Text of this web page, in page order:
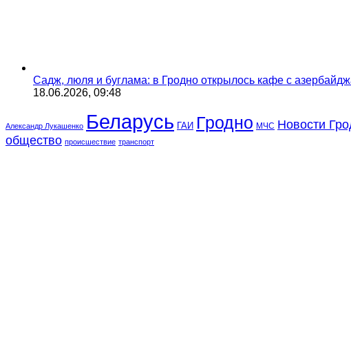
Садж, люля и буглама: в Гродно открылось кафе с
18.06.2026, 09:48
Александр Лукашенко Беларусь ГАИ Гродно МЧС Новости
общество происшествие транспорт